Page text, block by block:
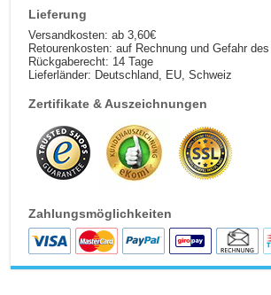
Lieferung
Versandkosten: ab 3,60€
Retourenkosten: auf Rechnung und Gefahr
Rückgaberecht: 14 Tage
Lieferländer: Deutschland, EU, Schweiz
Zertifikate & Auszeichnungen
Zahlungsmöglichkeiten